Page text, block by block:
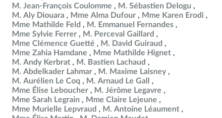
M. Jean-François Coulomme
M. Sébastien Delogu
M. Aly Diouara
Mme Alma Dufour
Mme Karen Erodi
Mme Mathilde Feld
M. Emmanuel Fernandes
Mme Sylvie Ferrer
M. Perceval Gaillard
Mme Clémence Guetté
M. David Guiraud
Mme Zahia Hamdane
Mme Mathilde Hignet
M. Andy Kerbrat
M. Bastien Lachaud
M. Abdelkader Lahmar
M. Maxime Laisney
M. Aurélien Le Coq
M. Arnaud Le Gall
Mme Élise Leboucher
M. Jérôme Legavre
Mme Sarah Legrain
Mme Claire Lejeune
Mme Murielle Lepvraud
M. Antoine Léaument